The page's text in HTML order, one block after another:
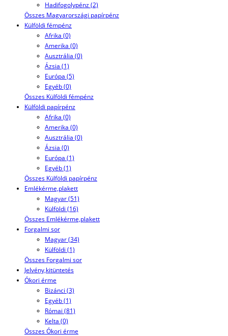
Hadifogolypénz (2)
Összes Magyarországi papírpénz
Külföldi fémpénz
Afrika (0)
Amerika (0)
Ausztrália (0)
Ázsia (1)
Európa (5)
Egyéb (0)
Összes Külföldi fémpénz
Külföldi papírpénz
Afrika (0)
Amerika (0)
Ausztrália (0)
Ázsia (0)
Európa (1)
Egyéb (1)
Összes Külföldi papírpénz
Emlékérme,plakett
Magyar (51)
Külföldi (16)
Összes Emlékérme,plakett
Forgalmi sor
Magyar (34)
Külföldi (1)
Összes Forgalmi sor
Jelvény,kitüntetés
Ókori érme
Bizánci (3)
Egyéb (1)
Római (81)
Kelta (0)
Összes Ókori érme